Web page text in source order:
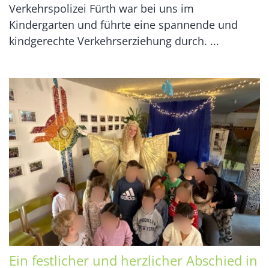
Verkehrspolizei Fürth war bei uns im
Kindergarten und führte eine spannende und
kindgerechte Verkehrserziehung durch. ...
Ein festlicher und herzlicher Abschied in